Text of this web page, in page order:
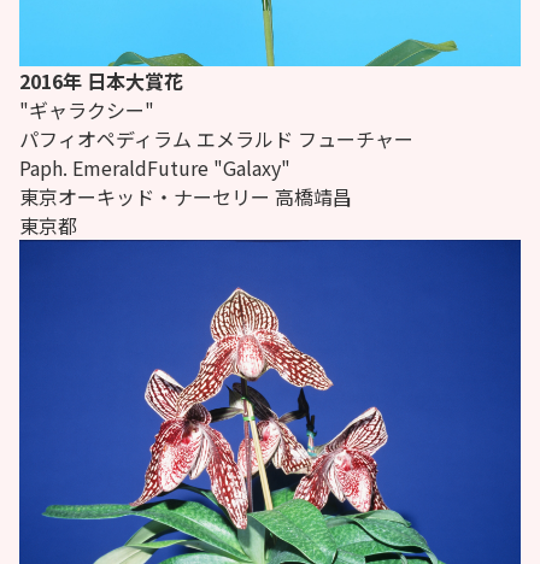
2016年 日本大賞花
"ギャラクシー"
パフィオペディラム エメラルド フューチャー
Paph. EmeraldFuture "Galaxy"
東京オーキッド・ナーセリー 高橋靖昌
東京都